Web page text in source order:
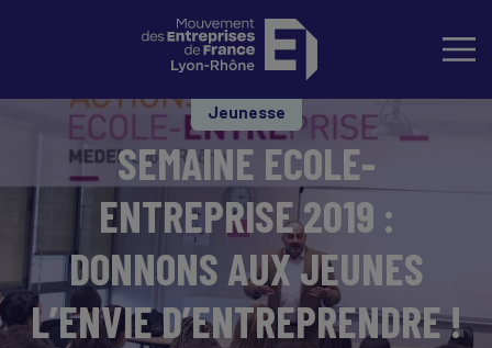
Jeunesse
SEMAINE ECOLE-
ENTREPRISE 2019 :
DONNONS AUX JEUNES
L’ENVIE D’ENTREPRENDRE !